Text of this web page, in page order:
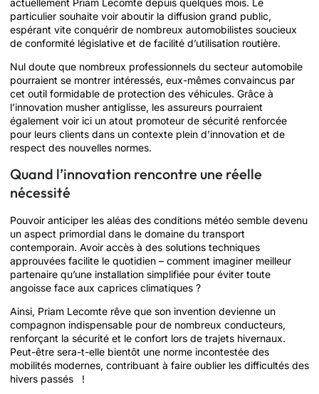
particulier souhaite voir aboutir la diffusion grand public,
espérant vite conquérir de nombreux automobilistes soucieux
de conformité législative et de facilité d’utilisation routière.
Nul doute que nombreux professionnels du secteur automobile
pourraient se montrer intéressés, eux-mêmes convaincus par
cet outil formidable de protection des véhicules. Grâce à
l’innovation musher antiglisse, les assureurs pourraient
également voir ici un atout promoteur de sécurité renforcée
pour leurs clients dans un contexte plein d’innovation et de
respect des nouvelles normes.
Quand l’innovation rencontre une réelle
nécessité
Pouvoir anticiper les aléas des conditions météo semble devenu
un aspect primordial dans le domaine du transport
contemporain. Avoir accès à des solutions techniques
approuvées facilite le quotidien – comment imaginer meilleur
partenaire qu’une installation simplifiée pour éviter toute
angoisse face aux caprices climatiques ?
Ainsi, Priam Lecomte rêve que son invention devienne un
compagnon indispensable pour de nombreux conducteurs,
renforçant la sécurité et le confort lors de trajets hivernaux.
Peut-être sera-t-elle bientôt une norme incontestée des
mobilités modernes, contribuant à faire oublier les difficultés des
hivers passés !